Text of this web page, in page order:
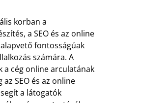
korban a
a SEO és az online
fontosságúak
számára. A
a cég online arculatának
az SEO és az online
a látogatók